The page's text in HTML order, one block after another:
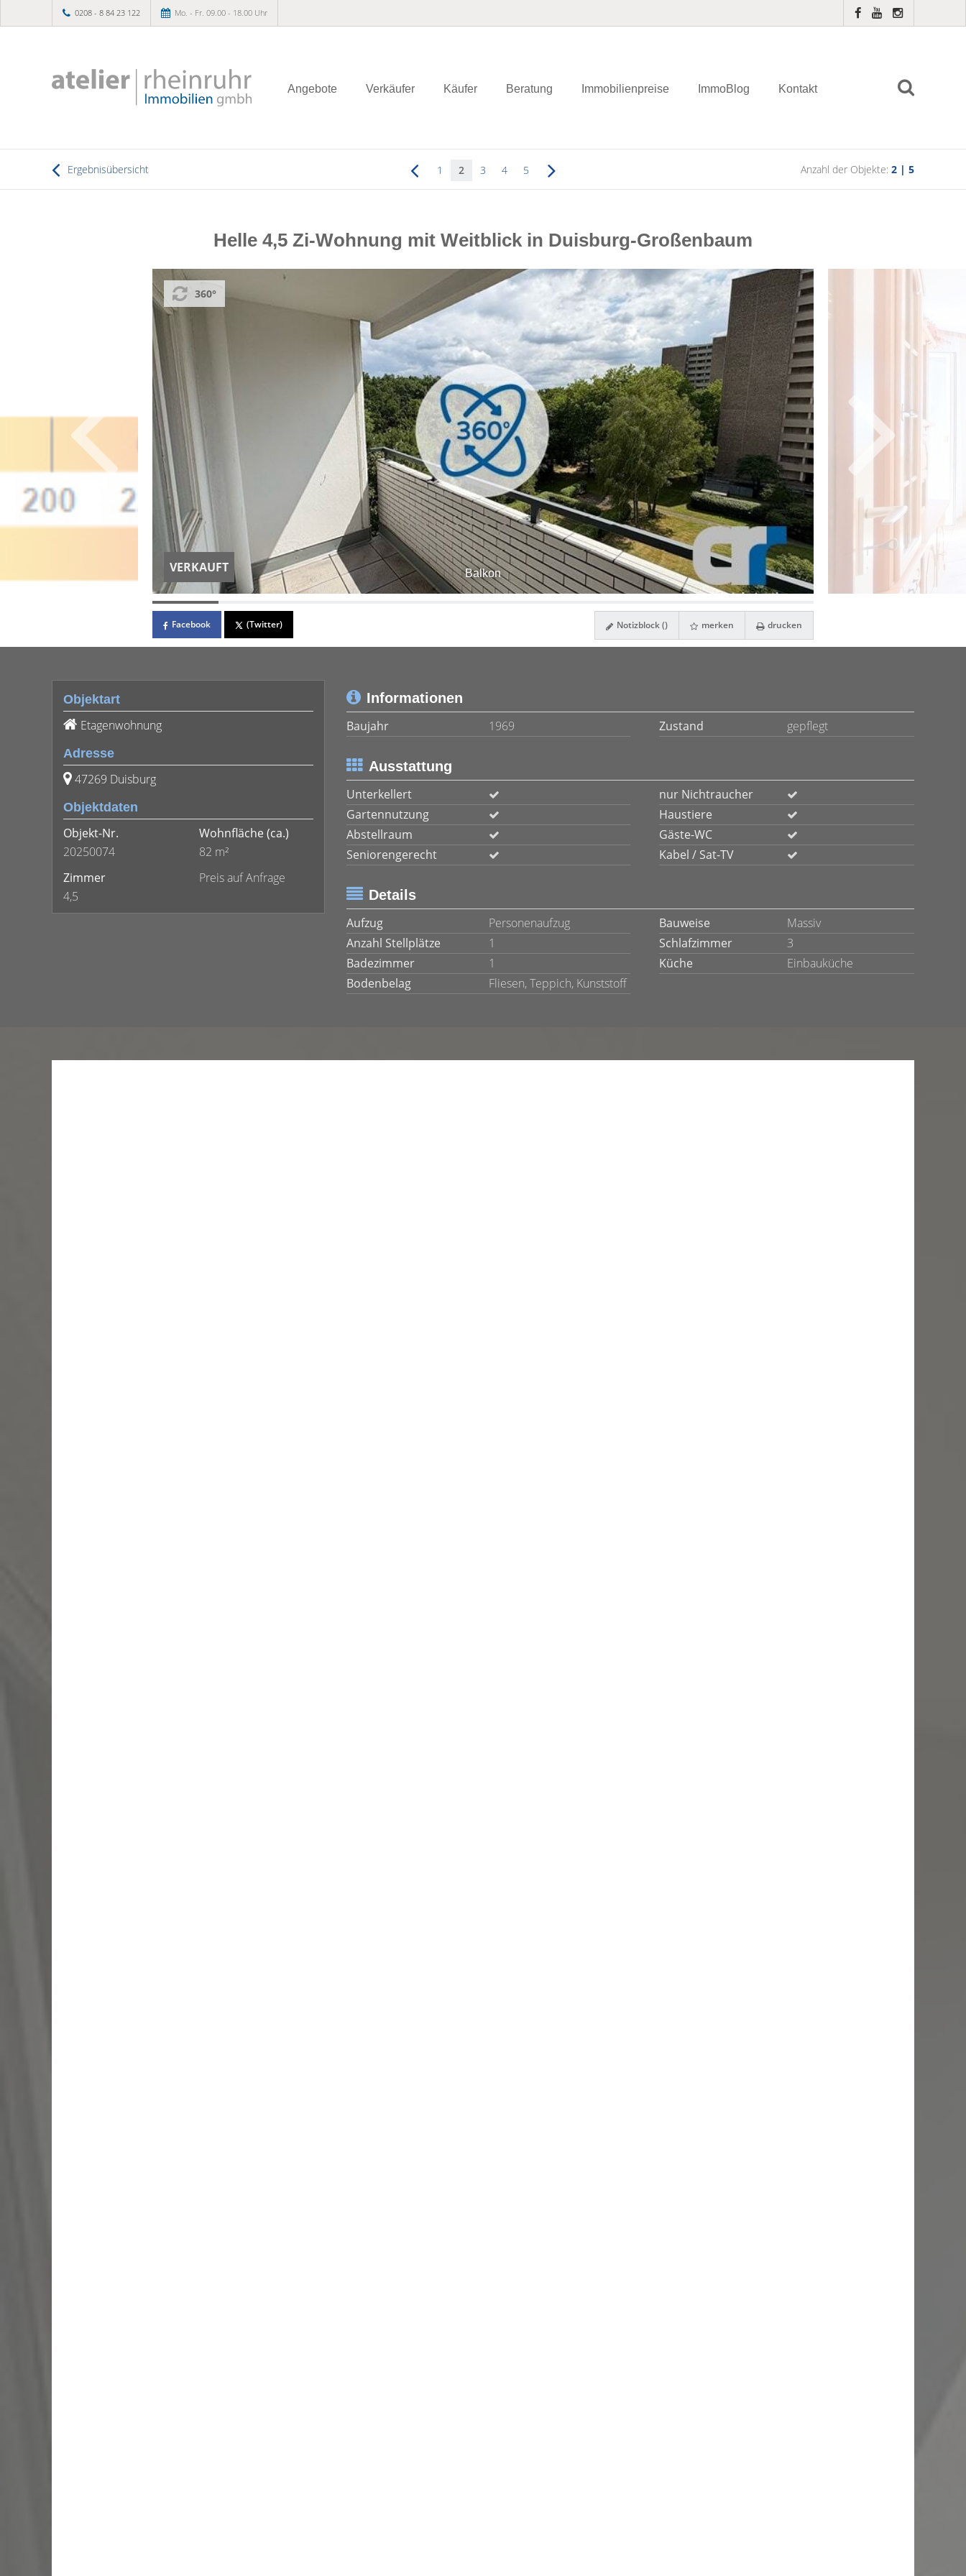
0208 - 8 84 23 122 Mo. - Fr. 09.00 - 18.00 Uhr
Angebote Verkäufer Käufer Beratung Immobilienpreise ImmoBlog Kontakt
Ergebnisübersicht 1 2 3 4 5 Anzahl der Objekte: 2 | 5
Helle 4,5 Zi-Wohnung mit Weitblick in Duisburg-Großenbaum
Balkon
VERKAUFT
360°
Facebook (Twitter) Notizblock () merken drucken
Objektart
Etagenwohnung
Adresse
47269 Duisburg
Objektdaten
Objekt-Nr.
20250074
Wohnfläche (ca.)
82 m²
Zimmer
4,5
Preis auf Anfrage
Informationen
Baujahr
1969 Zustand gepflegt
Ausstattung
Unterkellert
nur Nichtraucher
Gartennutzung
Haustiere
Abstellraum
Gäste-WC
Seniorengerecht
Kabel / Sat-TV
Details
Aufzug
Personenaufzug Bauweise
Massiv
Anzahl Stellplätze
1 Schlafzimmer
3
Badezimmer
1 Küche
Einbauküche
Bodenbelag
Fliesen, Teppich, Kunststoff